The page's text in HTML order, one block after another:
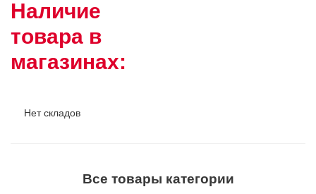
Наличие
товара в
магазинах:
Нет складов
Все товары категории